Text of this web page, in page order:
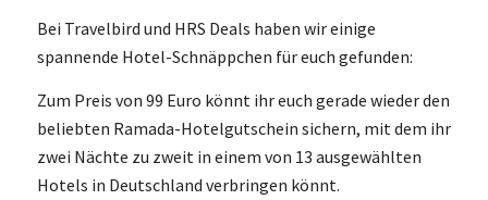
Bei Travelbird und HRS Deals haben wir einige
spannende Hotel-Schnäppchen für euch gefunden:
Zum Preis von 99 Euro könnt ihr euch gerade wieder den
beliebten Ramada-Hotelgutschein sichern, mit dem ihr
zwei Nächte zu zweit in einem von 13 ausgewählten
Hotels in Deutschland verbringen könnt.